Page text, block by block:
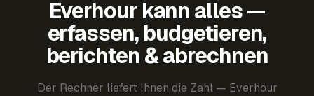
Everhour kann alles —
erfassen, budgetieren,
berichten & abrechnen
Der Rechner liefert Ihnen die Zahl — Everhour